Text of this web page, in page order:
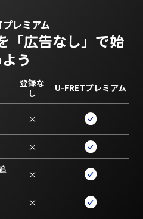
レミアム
「広告なし」で始
う
登録な
し
U-FRETプレミアム
×
×
×
×